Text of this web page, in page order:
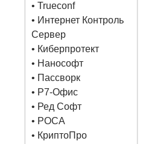
• Trueconf
• Интернет Контроль
Сервер
• Киберпротект
• Нанософт
• Пассворк
• Р7-Офис
• Ред Софт
• РОСА
• КриптоПро